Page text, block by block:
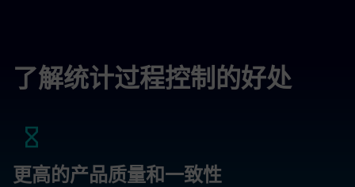
了解统计过程控制的好处
更高的产品质量和一致性